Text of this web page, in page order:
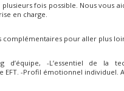
plusieurs fois possible. Nous vous
en charge.
complémentaires pour aller plus
d’équipe, -L’essentiel de la
EFT. -Profil émotionnel individuel.